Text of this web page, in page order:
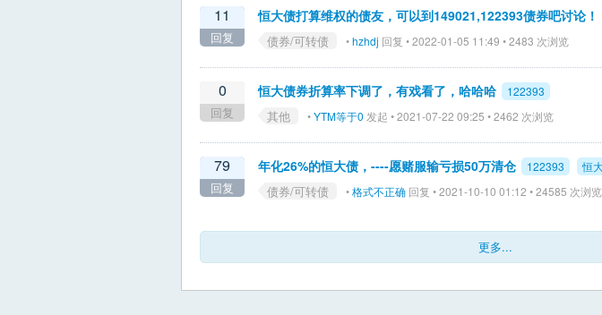
11
回复
恒大债打算维权的债友，可以到149021,122393债券吧讨论！
债券/可转债 •hzhdj 回复 • 2022-01-05 11:49 • 2483 次浏览
0
回复
恒大债券折算率下调了，有戏看了，哈哈哈
122393
其他 •YTM等于0 发起 • 2021-07-22 09:25 • 2462 次浏览
79
回复
年化26%的恒大债，----愿赌服输亏损50万清仓 122393 恒
债券/可转债 •格式不正确 回复 • 2021-10-10 01:12 • 24585 次浏览
更多...